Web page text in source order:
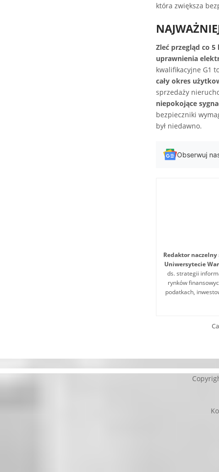
która zwiększa
Zleć przegląd co 5
uprawnienia
kwalifikacyjne G1
cały okres
sprzedaży
niepokojące
bezpieczniki
był niedawno.
Obserwuj
Redaktor
Uniwersytecie
ds. strategii
rynków
podatkach,